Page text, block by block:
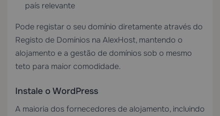
país relevante
Pode registar o seu domínio diretamente através do
Registo de Domínios na AlexHost, mantendo o
alojamento e a gestão de domínios sob o mesmo
teto para maior comodidade.
Instale o WordPress
A maioria dos fornecedores de alojamento, incluindo